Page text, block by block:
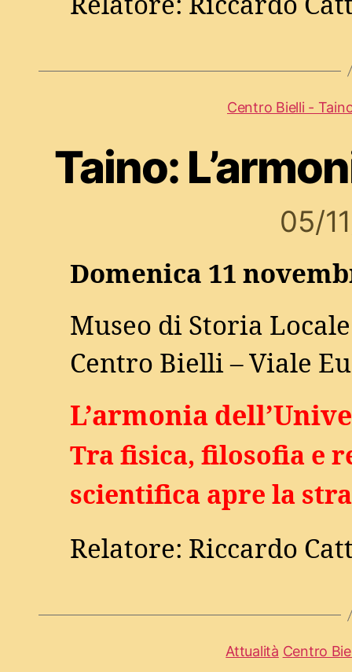
Centro Bielli -
Taino:
05/
Domenica 11
Museo di Storia Locale
Centro Bielli – Viale
L’armonia
Tra fisica, filosofia e
scientifica apre la
Relatore: Riccardo
Attualità Centro